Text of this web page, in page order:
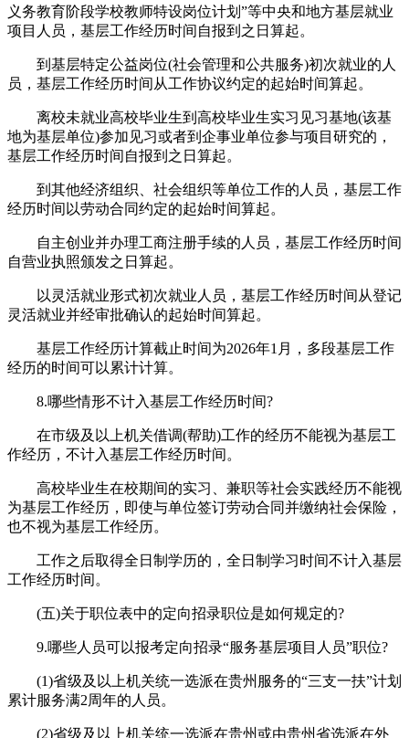
义务教育阶段学校教师特设岗位计划”等中央和地方基层就业
项目人员，基层工作经历时间自报到之日算起。
到基层特定公益岗位(社会管理和公共服务)初次就业的人
员，基层工作经历时间从工作协议约定的起始时间算起。
离校未就业高校毕业生到高校毕业生实习见习基地(该基
地为基层单位)参加见习或者到企事业单位参与项目研究的，
基层工作经历时间自报到之日算起。
到其他经济组织、社会组织等单位工作的人员，基层工作
经历时间以劳动合同约定的起始时间算起。
自主创业并办理工商注册手续的人员，基层工作经历时间
自营业执照颁发之日算起。
以灵活就业形式初次就业人员，基层工作经历时间从登记
灵活就业并经审批确认的起始时间算起。
基层工作经历计算截止时间为2026年1月，多段基层工作
经历的时间可以累计计算。
8.哪些情形不计入基层工作经历时间?
在市级及以上机关借调(帮助)工作的经历不能视为基层工
作经历，不计入基层工作经历时间。
高校毕业生在校期间的实习、兼职等社会实践经历不能视
为基层工作经历，即使与单位签订劳动合同并缴纳社会保险，
也不视为基层工作经历。
工作之后取得全日制学历的，全日制学习时间不计入基层
工作经历时间。
(五)关于职位表中的定向招录职位是如何规定的?
9.哪些人员可以报考定向招录“服务基层项目人员”职位?
(1)省级及以上机关统一选派在贵州服务的“三支一扶”计划
累计服务满2周年的人员。
(2)省级及以上机关统一选派在贵州或由贵州省选派在外